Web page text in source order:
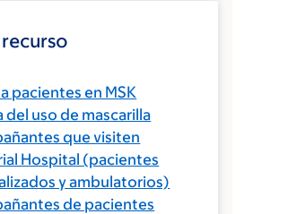
pacientes en MSK
del uso de mascarilla
que visiten
Hospital (pacientes
y ambulatorios)
de pacientes